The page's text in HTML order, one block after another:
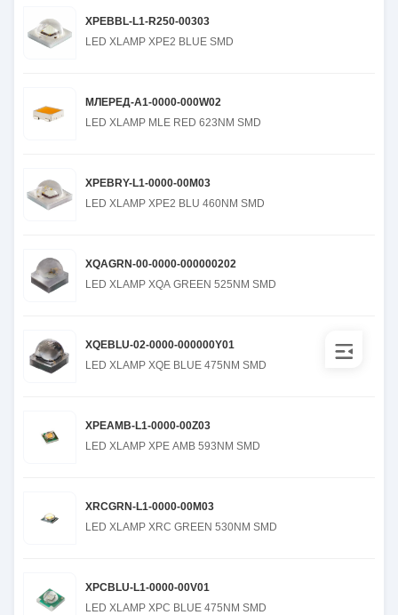
XPEBBL-L1-R250-00303
LED XLAMP XPE2 BLUE SMD
МЛЕРЕД-А1-0000-000W02
LED XLAMP MLE RED 623NM SMD
XPEBRY-L1-0000-00M03
LED XLAMP XPE2 BLU 460NM SMD
XQAGRN-00-0000-000000202
LED XLAMP XQA GREEN 525NM SMD
XQEBLU-02-0000-000000Y01
LED XLAMP XQE BLUE 475NM SMD
XPEAMB-L1-0000-00Z03
LED XLAMP XPE AMB 593NM SMD
XRCGRN-L1-0000-00M03
LED XLAMP XRC GREEN 530NM SMD
XPCBLU-L1-0000-00V01
LED XLAMP XPC BLUE 475NM SMD